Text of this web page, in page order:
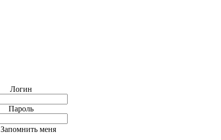
Логин
Пароль
Запомнить меня